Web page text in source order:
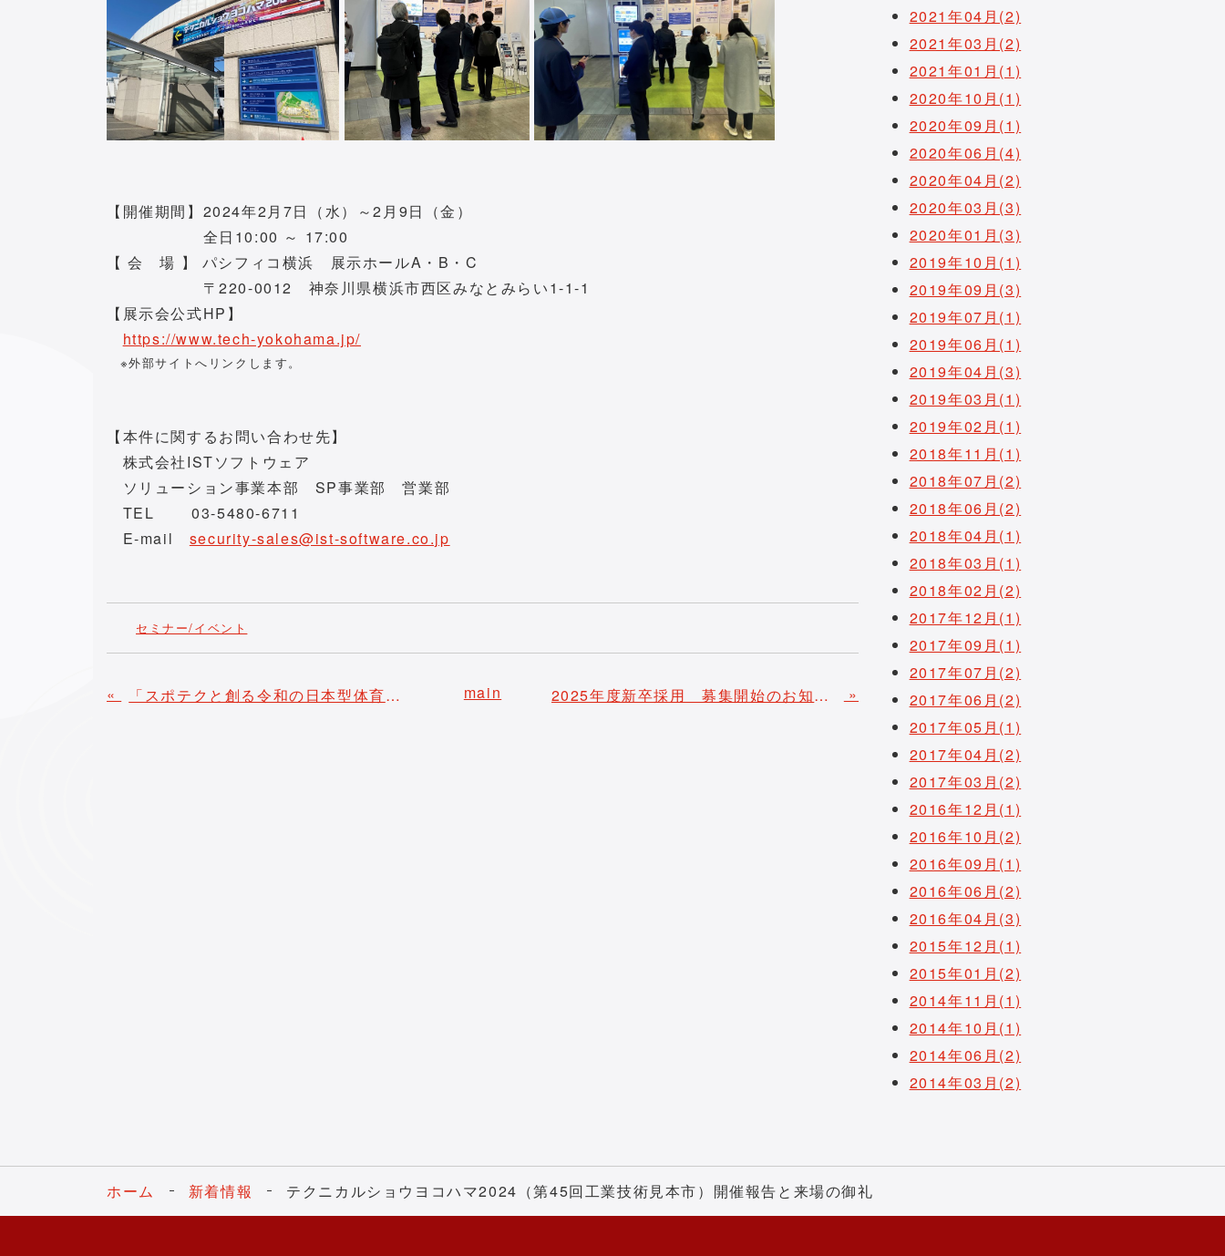
【開催期間】2024年2月7日（水）～2月9日（金）
全日10:00 ～ 17:00
【 会 場 】 パシフィコ横浜 展示ホールA・B・C
〒220-0012 神奈川県横浜市西区みなとみらい1-1-1
【展示会公式HP】
https://www.tech-yokohama.jp/
※外部サイトへリンクします。
【本件に関するお問い合わせ先】
株式会社ISTソフトウェア
ソリューション事業本部 SP事業部 営業部
TEL 03-5480-6711
E-mail security-sales@ist-software.co.jp
セミナー/イベント
« 「スポテクと創る令和の日本型体育成果発表会・シンポジウム」開催のご案内 main 2025年度新卒採用 募集開始のお知らせ »
2021年04月(2)
2021年03月(2)
2021年01月(1)
2020年10月(1)
2020年09月(1)
2020年06月(4)
2020年04月(2)
2020年03月(3)
2020年01月(3)
2019年10月(1)
2019年09月(3)
2019年07月(1)
2019年06月(1)
2019年04月(3)
2019年03月(1)
2019年02月(1)
2018年11月(1)
2018年07月(2)
2018年06月(2)
2018年04月(1)
2018年03月(1)
2018年02月(2)
2017年12月(1)
2017年09月(1)
2017年07月(2)
2017年06月(2)
2017年05月(1)
2017年04月(2)
2017年03月(2)
2016年12月(1)
2016年10月(2)
2016年09月(1)
2016年06月(2)
2016年04月(3)
2015年12月(1)
2015年01月(2)
2014年11月(1)
2014年10月(1)
2014年06月(2)
2014年03月(2)
ホーム 新着情報 テクニカルショウヨコハマ2024（第45回工業技術見本市）開催報告と来場の御礼